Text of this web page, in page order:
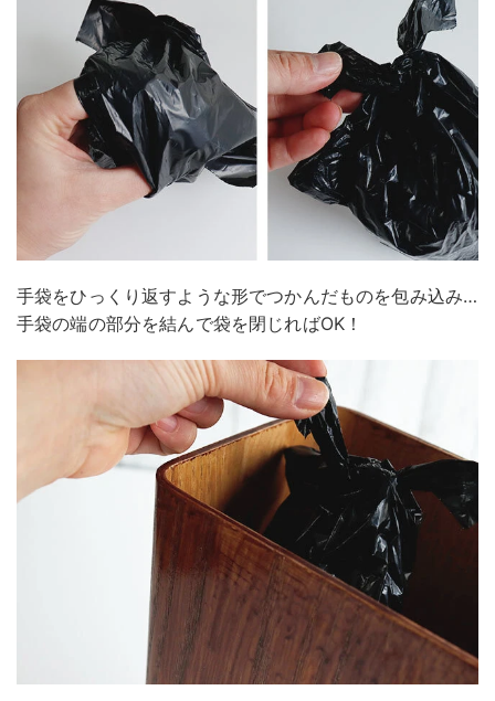
手袋をひっくり返すような形でつかんだものを包み込み…
手袋の端の部分を結んで袋を閉じればOK！